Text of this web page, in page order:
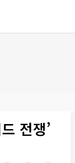
전쟁’